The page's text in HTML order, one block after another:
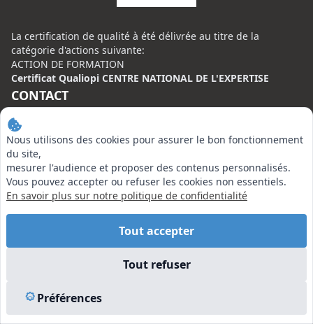
Nous utilisons des cookies pour assurer le bon fonctionnement
du site,
mesurer l'audience et proposer des contenus personnalisés.
Vous pouvez accepter ou refuser les cookies non essentiels.
En savoir plus sur notre politique de confidentialité
Tout accepter
Tout refuser
Préférences
La certification de qualité à été délivrée au titre de la
catégorie d'actions suivante:
ACTION DE FORMATION
Certificat Qualiopi CENTRE NATIONAL DE L'EXPERTISE
CONTACT
Centre National de l’Expertise (CNE)
20 rue Henri Regnault, 75008 Paris
N°VERT : 0800 00 80 89
Vu à la Télé